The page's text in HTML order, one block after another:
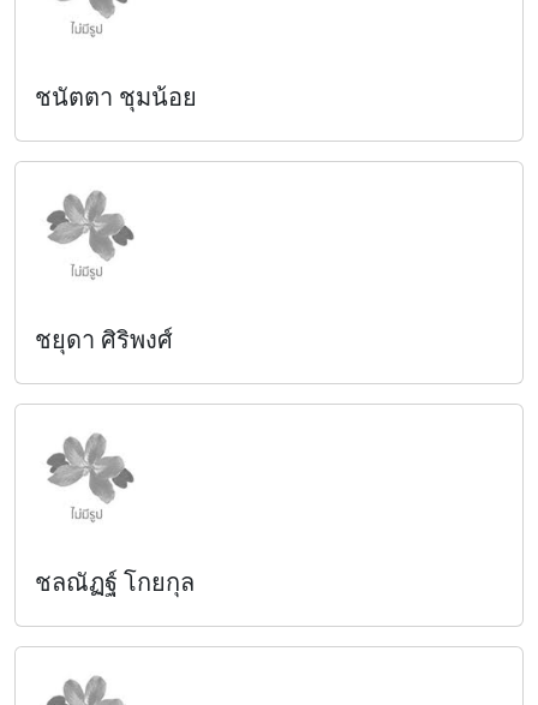
ชนัตตา ชุมน้อย
ชยุดา ศิริพงศ์
ชลณัฏฐ์ โกยกุล